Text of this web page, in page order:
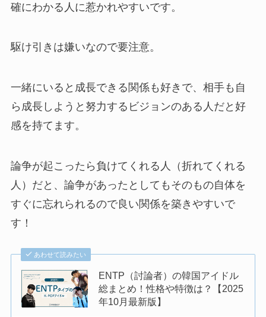
確にわかる人に惹かれやすいです。
駆け引きは嫌いなので要注意。
一緒にいると成長できる関係も好きで、相手も自
ら成長しようと努力するビジョンのある人だと好
感を持てます。
論争が起こったら負けてくれる人（折れてくれる
人）だと、論争があったとしてもそのもの自体を
すぐに忘れられるので良い関係を築きやすいで
す！
あわせて読みたい
ENTP（討論者）の韓国アイドル
総まとめ！性格や特徴は？【2025
年10月最新版】